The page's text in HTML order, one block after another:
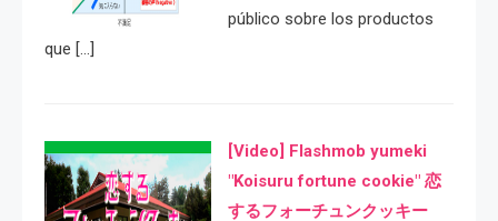
público sobre los productos
que […]
[Video] Flashmob yumeki
"Koisuru fortune cookie" 恋
するフォーチュンクッキー